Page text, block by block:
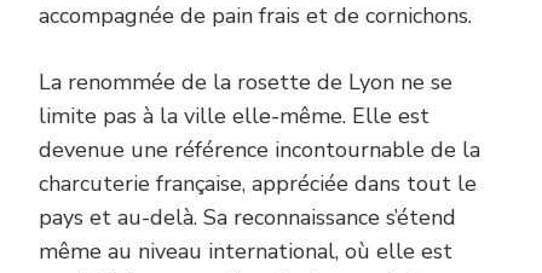
accompagnée de pain frais et de cornichons.
La renommée de la rosette de Lyon ne se
limite pas à la ville elle-même. Elle est
devenue une référence incontournable de la
charcuterie française, appréciée dans tout le
pays et au-delà. Sa reconnaissance s’étend
même au niveau international, où elle est